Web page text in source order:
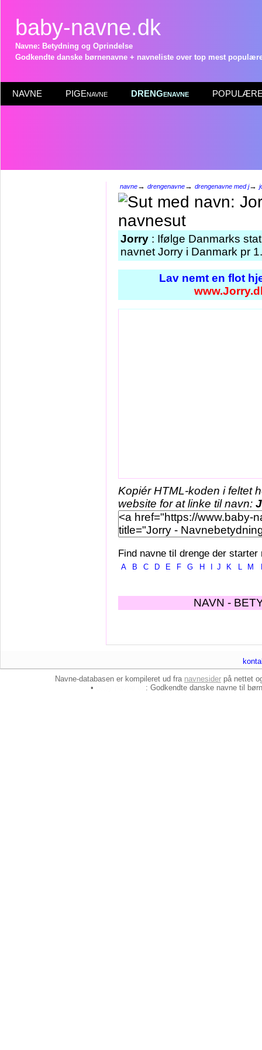
baby-navne.dk
Navne: Betydning og Oprindelse
Godkendte danske børnenavne + navneliste over top mest
NAVNE PIGEnavne DRENGenavne POPULÆRE
navne→ drengenavne→ drengenavne med j→
Jorry : Ifølge Danmarks
navnet Jorry i Danmark pr
Lav nemt en flot
Kopiér HTML-koden i feltet
website for at linke til navn:
Find navne til drenge der starter
A B C D E F G H J K L M
NAVN -
Navne-databasen er kompileret ud fra navnesider på nettet
•
: Godkendte danske navne til børn